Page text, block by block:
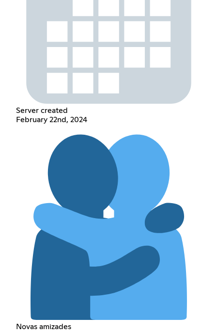
Server created
February 22nd, 2024
Novas amizades